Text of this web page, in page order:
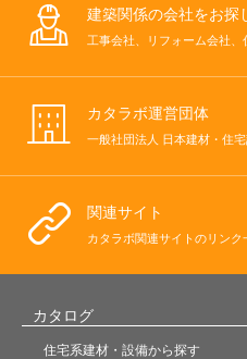
建築関係の会社をお探
工事会社、リフォーム会社
カタラボ運営団体
一般社団法人 日本建材・住
関連サイト
カタラボ関連サイトのリンク
カタログ
住宅系建材・設備から探す